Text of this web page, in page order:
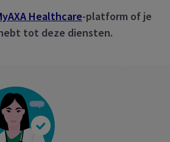
Healthcare-platform of je
tot deze diensten.